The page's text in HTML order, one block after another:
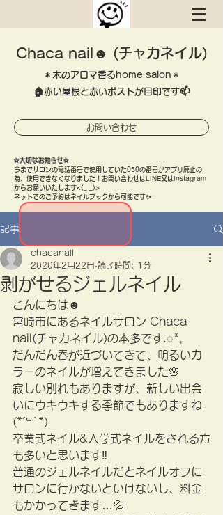
Chaca nail☻ (チャカネイル)
＊木のアロマ香るhome salon＊
​🏠赤い屋根と赤いポストが目印です📫
お問い合わせ
​✫大切なお知らせ✫
​今までサロンの電話番号で使用していた050の番号がアプリ廃止の
為、使用できなくなりました！お問い合わせはLINE又はInstagram
​からお願いいたします<(_ _)>
ネットでのご予約はネイルブックから可能です✨
記事
剥がせるジェルネイル
chacanail
2020年2月22日 読了時間: 1分
こんにちは☻
宮崎市にあるネイルサロン Chaca
nail(チャカネイル)の本多です.◌*₊
だんだん春が近づいてきて、明るいカ
ラーのネイルが増えてきました🌸
寂しい別れもありますが、新しい出会
いにウキウキする季節でもありますね
(*´꒳`*)
卒業式ネイル&入学式ネイルをされる方
も多いと思います‼️
普通のジェルネイルだとネイルオフに
サロンに行かないといけないし、料金
もかかってきます…💦